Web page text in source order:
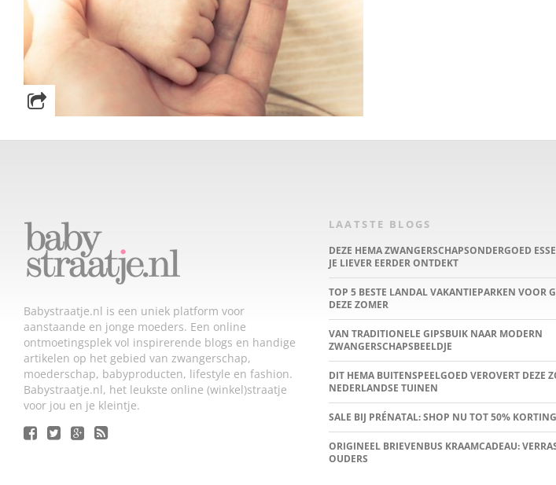
Babystraatje.nl is een uniek platform voor
aanstaande en jonge moeders. Een online
ontmoetingsplek vol inspirerende blogs en handige
artikelen op het gebied van zwangerschap,
moederschap, babyproducten, lifestyle en fashion.
Babystraatje.nl, het leukste online (winkel)straatje
voor jou en je kleintje.
LAATSTE BLOGS
DEZE HEMA ZWANGERSCHAPSONDERGOED
JE LIEVER EERDER ONTDEKT
TOP 5 BESTE LANDAL VAKANTIEPARKEN VOOR
DEZE ZOMER
VAN TRADITIONELE GIPSBUIK NAAR MODERN
ZWANGERSCHAPSBEELDJE
DIT HEMA BUITENSPEELGOED VEROVERT DEZE
NEDERLANDSE TUINEN
SALE BIJ PRÉNATAL: SHOP NU TOT 50% KORTING
ORIGINEEL BRIEVENBUS KRAAMCADEAU:
OUDERS